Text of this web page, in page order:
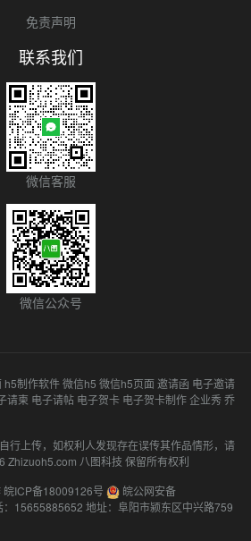
免责声明
联系我们
微信客服
微信公众号
h5制作软件微信h5 微信h5页面邀请函 电子邀请
请柬 电子请帖 电子贺卡 电子贺卡制作企业秀 乔
行上传，如权利人发现存在误传其作品情形，请
Zhizuoh5.com 八图科技 保留所有权利
皖ICP备18009126号
皖公网安备
：15655885652 地址：阜阳市颍东区中兴路759